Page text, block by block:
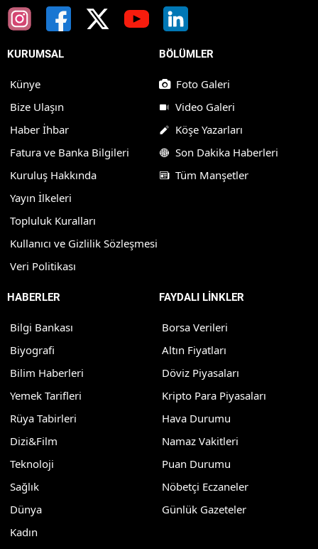
KURUMSAL
Künye
Bize Ulaşın
Haber İhbar
Fatura ve Banka Bilgileri
Kuruluş Hakkında
Yayın İlkeleri
Topluluk Kuralları
Kullanıcı ve Gizlilik Sözleşmesi
Veri Politikası
BÖLÜMLER
Foto Galeri
Video Galeri
Köşe Yazarları
Son Dakika Haberleri
Tüm Manşetler
HABERLER
Bilgi Bankası
Biyografi
Bilim Haberleri
Yemek Tarifleri
Rüya Tabirleri
Dizi&Film
Teknoloji
Sağlık
Dünya
Kadın
FAYDALI LİNKLER
Borsa Verileri
Altın Fiyatları
Döviz Piyasaları
Kripto Para Piyasaları
Hava Durumu
Namaz Vakitleri
Puan Durumu
Nöbetçi Eczaneler
Günlük Gazeteler